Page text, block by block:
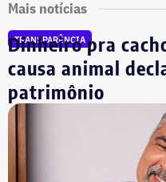
Mais notícias
TRANSPARÊNCIA
Dinheiro pra
causa animal
patrimônio